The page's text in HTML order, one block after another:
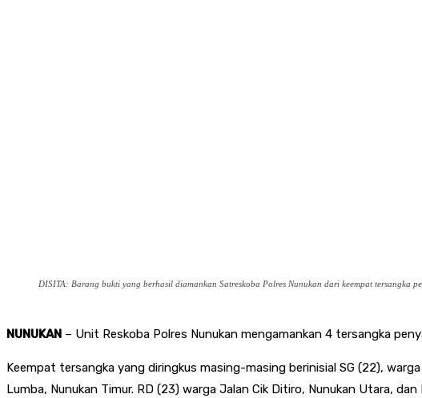
DISITA: Barang bukti yang berhasil diamankan Satreskoba Polres Nunukan dari keempat tersangka
NUNUKAN – Unit Reskoba Polres Nunukan mengamankan 4 tersangka
Keempat tersangka yang diringkus masing-masing berinisial SG (22),
Lumba, Nunukan Timur. RD (23) warga Jalan Cik Ditiro, Nunukan Utara,